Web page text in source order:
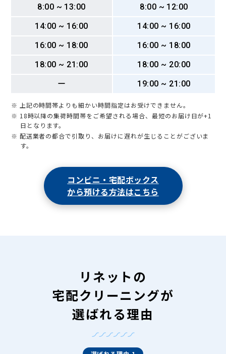
8:00 ~ 13:00
8:00 ~ 12:00
14:00 ~ 16:00
14:00 ~ 16:00
16:00 ~ 18:00
16:00 ~ 18:00
18:00 ~ 21:00
18:00 ~ 20:00
ー
19:00 ~ 21:00
※ 上記の時間帯よりも細かい時間指定はお受けできません。
※ 18時以降の集荷時間帯をご希望される場合、最短のお届け日が+1
日となります。
※ 配送業者の都合で引取り、お届けに遅れが生じることがございま
す。
コンビニ・宅配ボックス
から預ける方法はこちら
リネットの
宅配クリーニングが
選ばれる理由